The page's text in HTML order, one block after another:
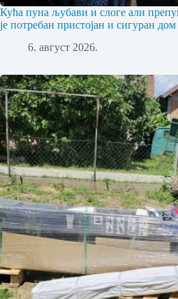
Кућа пуна љубави и слоге али
је потребан пристојан и сигуран
6. август 2026.